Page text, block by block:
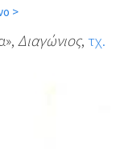
>
Διαγώνιος, τχ.